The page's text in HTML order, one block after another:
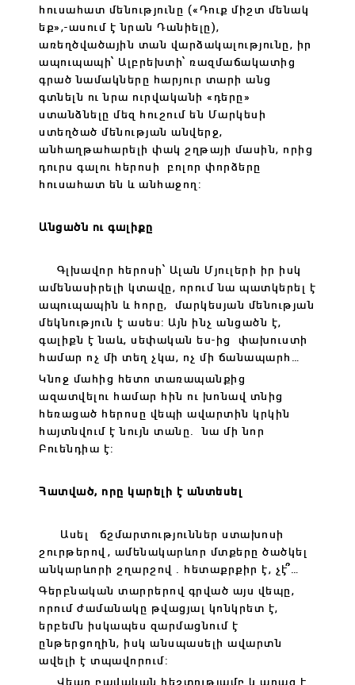
հուսահատ մենությունը («Դուք միշտ մենակ
եք»,-ասում է նրան Դանիելը),
առեղծվածային տան վարձակալությունը, իր
ապուպապի՝ Ալբրեխտի՝ ռազմաճակատից
գրած նամակները հարյուր տարի անց
գտնելն ու նրա ուրվականի «դերը»
ստանձնելը մեզ հուշում են Մարկեսի
ստեղծած մենության անվերջ,
անհաղթահարելի փակ շղթայի մասին, որից
դուրս գալու հերոսի բոլոր փորձերը
հուսահատ են և անհաջող:
Անցածն ու գալիքը
Գլխավոր հերոսի՝ Ալան Մյուլերի իր իսկ
ամենասիրելի կտավը, որում նա պատկերել է
ապուպապին և հորը, մարկեսյան մենության
մեկնություն է ասես: Այն ինչ անցածն է,
գալիքն է նաև, սեփական ես-ից փախուստի
համար ոչ մի տեղ չկա, ոչ մի ճանապարհ…
Կնոջ մահից հետո տառապանքից
ազատվելու համար հին ու խոնավ տնից
հեռացած հերոսը վեպի ավարտին կրկին
հայտնվում է նույն տանը. նա մի նոր
Բուենդիա է:
Հատված, որը կարելի է անտեսել
Ասել ճշմարտություններ ստախոսի
շուրթերով, ամենակարևոր մտքերը ծածկել
անկարևորի շղարշով . հետաքրքիր է, չէ՞…
Գերբնական տարրերով գրված այս վեպը,
որում ժամանակը թվացյալ կոնկրետ է,
երբեմն իսկապես զարմացնում է
ընթերցողին, իսկ անսպասելի ավարտն
ավելի է տպավորում:
Վեպը բավական հեշտությամբ և արագ է